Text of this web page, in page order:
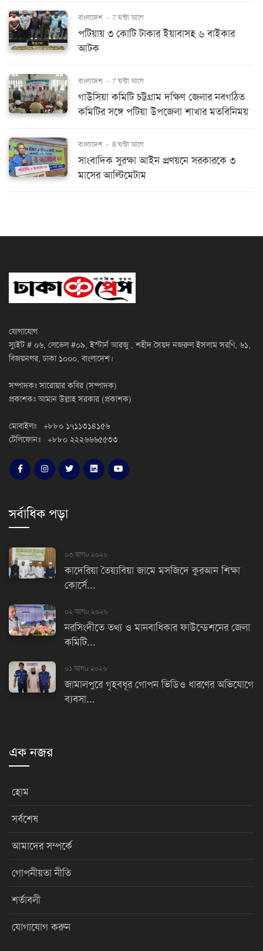
বাংলাদেশ - 7 ঘন্টা আগে
পটিয়ায় ৩ কোটি টাকার ইয়াবাসহ ৬ বাইকার
আটক
বাংলাদেশ - 7 ঘন্টা আগে
গাউসিয়া কমিটি চট্টগ্রাম দক্ষিণ জেলার নবগঠিত
কমিটির সঙ্গে পটিয়া উপজেলা শাখার মতবিনিময়
বাংলাদেশ - 8 ঘন্টা আগে
সাংবাদিক সুরক্ষা আইন প্রণয়নে সরকারকে ৩
মাসের আল্টিমেটাম
যোগাযোগ
স্যুইট # ০৬, লেভেল #০৯, ইস্টার্ন আরজু , শহীদ সৈয়দ নজরুল ইসলাম সরণি, ৬১,
বিজয়নগর, ঢাকা ১০০০, বাংলাদেশ।
সম্পাদকঃ সারোয়ার কবির (সম্পাদক)
প্রকাশকঃ আমান উল্লাহ সরকার (প্রকাশক)
মোবাইলঃ +৮৮০ ১৭১১৩১৪১৫৬
টেলিফোনঃ +৮৮০ ২২২৬৬৬৫৫৩৩
সর্বাধিক পড়া
০৩ আগu ২০২৬
কাদেরিয়া তৈয়্যবিয়া জামে মসজিদে কুরআন শিক্ষা
কোর্সে...
০২ আগu ২০২৬
নরসিংদীতে তথ্য ও মানবাধিকার ফাউন্ডেশনের জেলা
কমিটি...
০১ আগu ২০২৬
জামালপুরে গৃহবধূর গোপন ভিডিও ধারণের অভিযোগে
ব্যবসা...
এক নজর
হোম
সর্বশেষ
আমাদের সম্পর্কে
গোপনীয়তা নীতি
শর্তাবলী
যোগাযোগ করুন